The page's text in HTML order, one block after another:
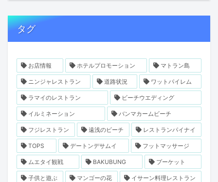
タグ
お店情報 ホテルプロモーション マトラン島
ニンジャレストラン 道路状況 ワットパイレム
ラマイのレストラン ビーチウエディング
イルミネーション バンマカームビーチ
フジレストラン 遠浅のビーチ レストランパイナイ
TOPS デートンデサムイ フットマッサージ
ムエタイ観戦 BAKUBUNG プーケット
子供と遊ぶ マンゴーの花 イサーン料理レストラン